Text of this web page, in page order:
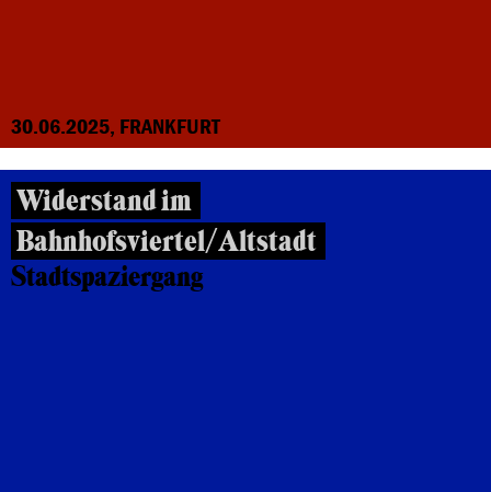
30.06.2025, FRANKFURT
Widerstand im
Bahnhofsviertel/Altstadt
Stadtspaziergang